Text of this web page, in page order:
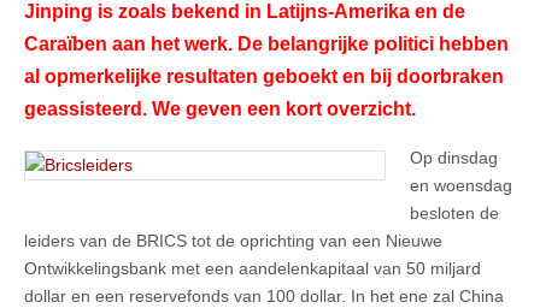
Jinping is zoals bekend in Latijns-Amerika en de
Caraïben aan het werk. De belangrijke politici hebben
al opmerkelijke resultaten geboekt en bij doorbraken
geassisteerd. We geven een kort overzicht.
Op dinsdag
en woensdag
besloten de
leiders van de BRICS tot de oprichting van een Nieuwe
Ontwikkelingsbank met een aandelenkapitaal van 50 miljard
dollar en een reservefonds van 100 dollar. In het ene zal China